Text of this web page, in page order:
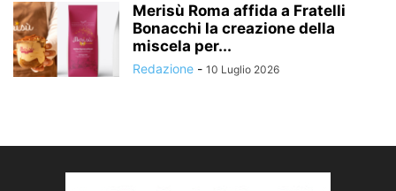
Merisù Roma affida a Fratelli
Bonacchi la creazione della
miscela per...
Redazione - 10 Luglio 2026